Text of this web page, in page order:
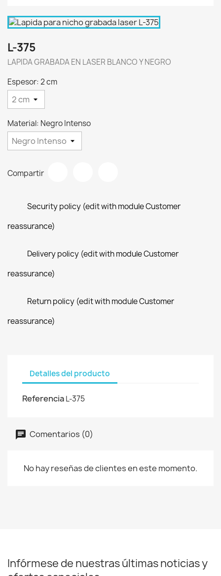
L-375
LAPIDA GRABADA EN LASER BLANCO Y NEGRO
Espesor: 2 cm
Material: Negro Intenso
Compartir
Security policy (edit with module Customer
reassurance)
Delivery policy (edit with module Customer
reassurance)
Return policy (edit with module Customer
reassurance)
Detalles del producto
ReferenciaL-375
Comentarios (0)
No hay reseñas de clientes en este momento.
Infórmese de nuestras últimas noticias y